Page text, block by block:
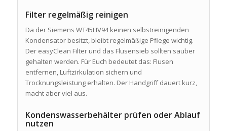
Filter regelmäßig reinigen
Da der Siemens WT45HV94 keinen selbstreinigenden
Kondensator besitzt, bleibt regelmäßige Pflege wichtig.
Der easyClean Filter und das Flusensieb sollten sauber
gehalten werden. Für Euch bedeutet das: Flusen
entfernen, Luftzirkulation sichern und
Trocknungsleistung erhalten. Der Handgriff dauert kurz,
macht aber viel aus.
Kondenswasserbehälter prüfen oder Ablauf
nutzen